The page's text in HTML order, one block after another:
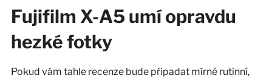
Fujifilm X-A5 umí opravdu
hezké fotky
Pokud vám tahle recenze bude připadat mírně rutinní,